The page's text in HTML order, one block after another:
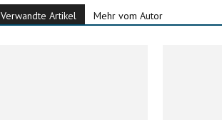
Verwandte Artikel Mehr vom Autor